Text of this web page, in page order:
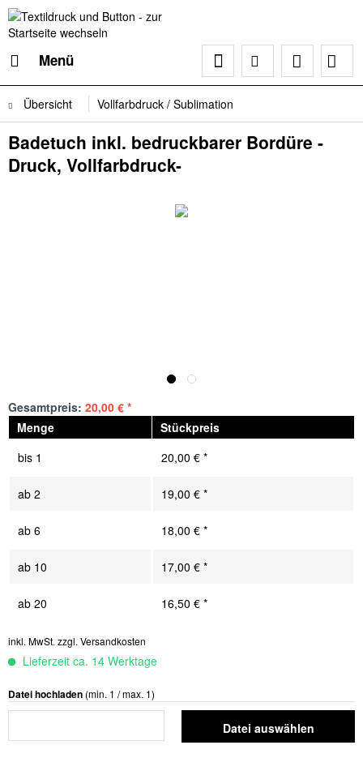
Menü
Übersicht Vollfarbdruck / Sublimation
Badetuch inkl. bedruckbarer Bordüre -
Druck, Vollfarbdruck-
Gesamtpreis: 20,00 € *
Menge
Stückpreis
bis 1 20,00 € *
ab 2 19,00 € *
ab 6 18,00 € *
ab 10 17,00 € *
ab 20 16,50 € *
inkl. MwSt. zzgl. Versandkosten
Lieferzeit ca. 14 Werktage
Datei hochladen (min. 1 / max. 1)
Datei auswählen